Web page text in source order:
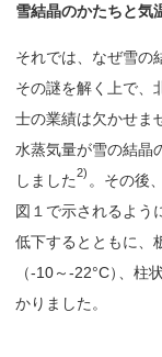
雪結晶のかたちと気
それでは、なぜ雪の
その謎を解く上で、
士の業績は欠かせま
水蒸気量が雪の結晶
しました2) 。その後
図１で示されるよう
低下するとともに、
（-10～-22°C）
、柱
かりました。